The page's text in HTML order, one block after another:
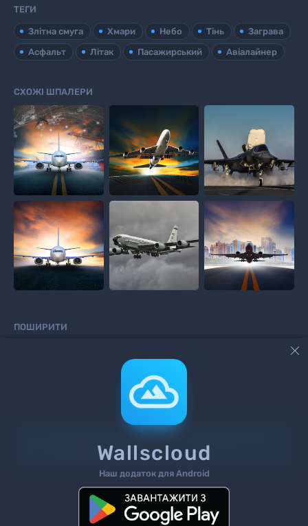
ТЕГИ
Злітна смуга Хмари Небо Тінь
Заграва
Асфальт
Літак Пасажирський Авіалайнер
СХОЖІ ШПАЛЕРИ
ПОШИРИТИ
зареєструйтесь
Пошук Теги Контакти

Wallscloud
Наш додаток для Android